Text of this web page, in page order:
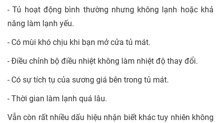
- Tủ hoạt động bình thường nhưng không lạnh hoặc khả
năng làm lạnh yếu.
- Có mùi khó chịu khi bạn mở cửa tủ mát.
- Điều chỉnh bộ điều nhiệt không làm nhiệt độ thay đổi.
- Có sự tích tụ của sương giá bên trong tủ mát.
- Thời gian làm lạnh quá lâu.
Vẫn còn rất nhiều dấu hiệu nhận biết khác tuy nhiên không